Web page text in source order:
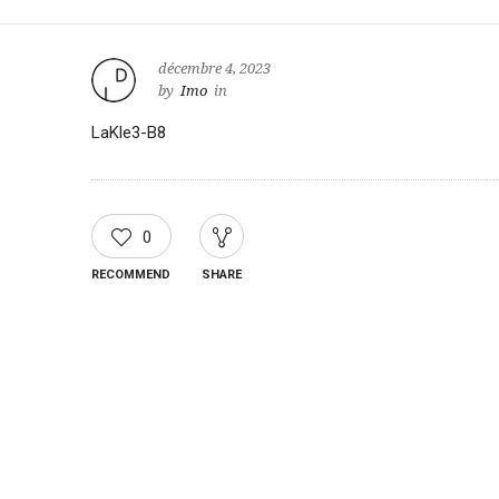
décembre 4, 2023
by Imo in
LaKle3-B8
0
RECOMMEND SHARE